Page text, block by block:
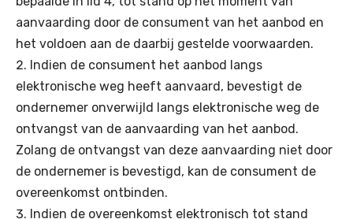
aanvaarding door de consument van het aanbod en
het voldoen aan de daarbij gestelde voorwaarden.
Indien de consument het aanbod langs
elektronische weg heeft aanvaard, bevestigt de
ondernemer onverwijld langs elektronische weg de
ontvangst van de aanvaarding van het aanbod.
Zolang de ontvangst van deze aanvaarding niet door
de ondernemer is bevestigd, kan de consument de
overeenkomst ontbinden.
Indien de overeenkomst elektronisch tot stand